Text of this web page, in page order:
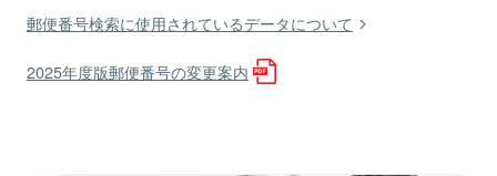
郵便番号検索に使用されているデータについて
2025年度版郵便番号の変更案内